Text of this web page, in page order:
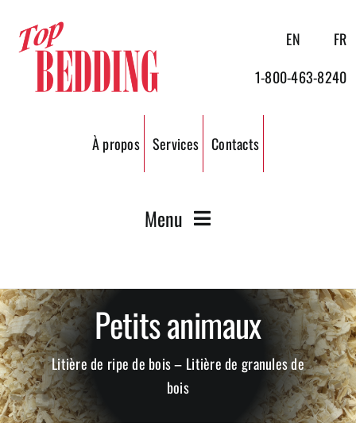
contenu
EN
FR
1-800-463-8240
À propos Services Contacts
Menu
Petits animaux
Litière de ripe de bois – Litière de granules de
bois